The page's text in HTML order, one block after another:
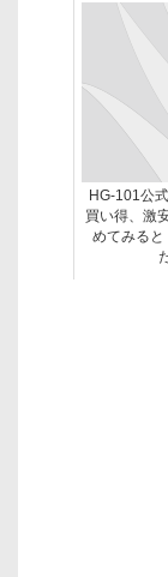
HG-101公
買い得、激
めてみると